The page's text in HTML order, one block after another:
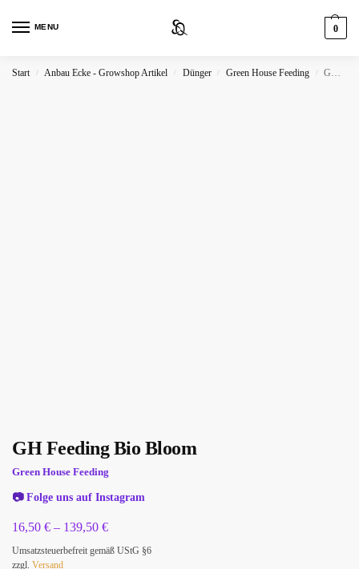
MENU 0
Start / Anbau Ecke - Growshop Artikel / Dünger / Green House Feeding / GH Feeding Bio Bloom
GH Feeding Bio Bloom
Green House Feeding
📷Folge uns auf Instagram
16,50 € – 139,50 €
Umsatzsteuerbefreit gemäß UStG §6
zzgl. Versand